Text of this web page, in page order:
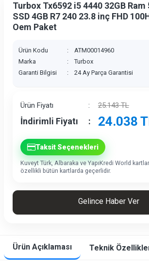
Turbox Tx6592 i5 4440 32GB Ram
SSD 4GB R7 240 23.8 inç FHD
Oem Paket
Ürün Kodu :
ATM00014960
Marka
:
Turbox
Garanti Bilgisi
: 24 Ay Parça Garantisi
Ürün Fiyatı : 25.143TL
İndirimli Fiyatı : 24.038
Taksit Seçenekleri
Kuveyt Türk, Albaraka ve YapıKredi World
özellikli bütün kartlarda geçerlidir.
Gelince Haber Ver
Ürün Açıklaması Teknik